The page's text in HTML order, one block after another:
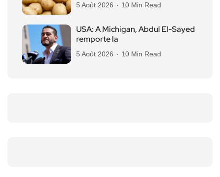
5 Août 2026 10 Min Read
USA: A Michigan, Abdul El-Sayed
remporte la
5 Août 2026 10 Min Read